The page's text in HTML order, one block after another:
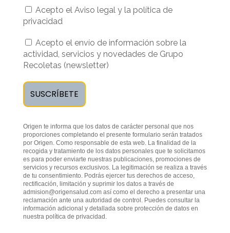
Acepto el Aviso legal y la política de
privacidad
Acepto el envío de información sobre la
actividad, servicios y novedades de Grupo
Recoletas (newsletter)
Origen te informa que los datos de carácter personal que nos
proporciones completando el presente formulario serán tratados
por Origen. Como responsable de esta web. La finalidad de la
recogida y tratamiento de los datos personales que te solicitamos
es para poder enviarte nuestras publicaciones, promociones de
servicios y recursos exclusivos. La legitimación se realiza a través
de tu consentimiento. Podrás ejercer tus derechos de acceso,
rectificación, limitación y suprimir los datos a través de
admision@origensalud.comasí como el derecho a presentar una
reclamación ante una autoridad de control. Puedes consultar la
información adicional y detallada sobre protección de datos en
nuestra política de privacidad .